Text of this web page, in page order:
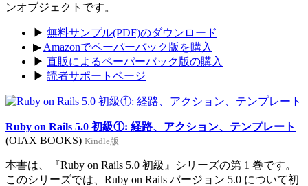
ンオブジェクトです。
▶ 無料サンプル(PDF)のダウンロード
▶ Amazonでペーパーバック版を購入
▶ 直販によるペーパーバック版の購入
▶ 読者サポートページ
Ruby on Rails 5.0 初級①: 経路、アクション、テンプレート
(OIAX BOOKS) Kindle版
本書は、『Ruby on Rails 5.0 初級』シリーズの第 1 巻です。
このシリーズでは、Ruby on Rails バージョン 5.0 について初